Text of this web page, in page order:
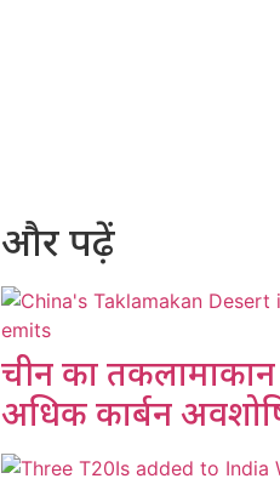
और पढ़ें
चीन का तकलामाकान
अधिक कार्बन